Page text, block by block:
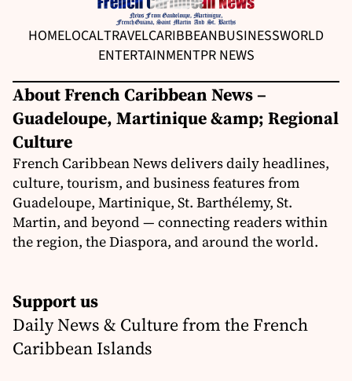
HOMELOCALTRAVELCARIBBEANBUSINESSWORLD
ENTERTAINMENTPR NEWS
About French Caribbean News –
Guadeloupe, Martinique &amp; Regional
Culture
French Caribbean News delivers daily headlines,
culture, tourism, and business features from
Guadeloupe, Martinique, St. Barthélemy, St.
Martin, and beyond — connecting readers within
the region, the Diaspora, and around the world.
Support us
Daily News & Culture from the French
Caribbean Islands